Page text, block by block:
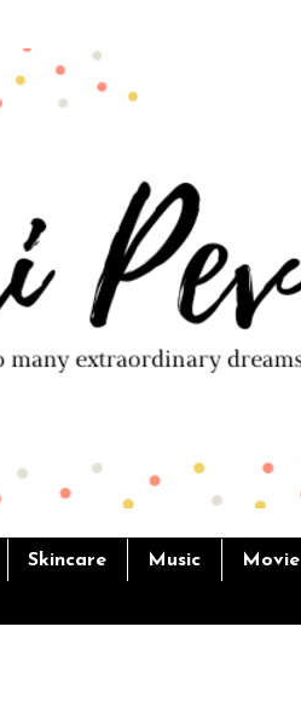
Skincare Music Movie